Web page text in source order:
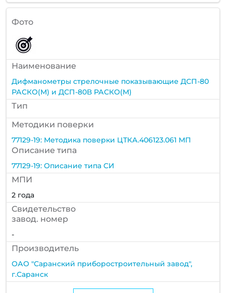
Фото
Наименование
Дифманометры стрелочные показывающие ДСП-80
РАСКО(М) и ДСП-80В РАСКО(М)
Тип
Методики поверки
77129-19: Методика поверки ЦТКА.406123.061 МП
Описание типа
77129-19: Описание типа СИ
МПИ
2 года
Cвидетельство
завод. номер
-
Производитель
ОАО "Саранский приборостроительный завод",
г.Саранск